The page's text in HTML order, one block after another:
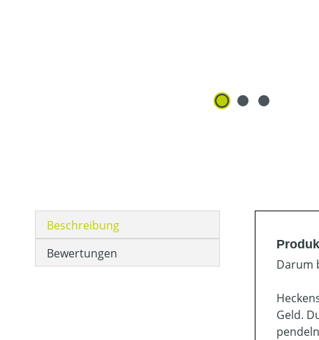
Beschreibung
Bewertungen
Darum
Geld.